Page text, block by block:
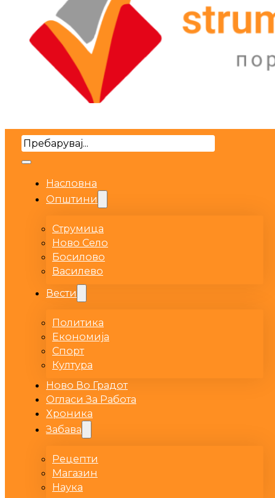
Search
Насловна
Општини
Струмица
Ново Село
Босилово
Василево
Вести
Политика
Економија
Спорт
Култура
Ново Во Градот
Огласи За Работа
Хроника
Забава
Рецепти
Магазин
Наука